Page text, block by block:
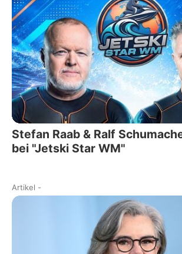
Stefan Raab & Ralf
bei "Jetski Star WM"
Artikel -